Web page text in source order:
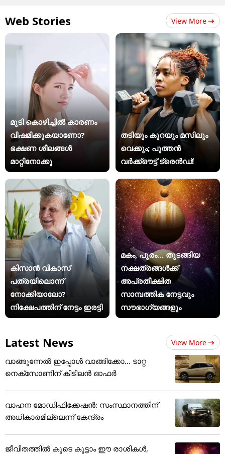
Web Stories View More
മുടി കൊഴിച്ചിൽ കാരണം
വിഷമിക്കുകയാണോ?
ഭക്ഷണ ശീലങ്ങൾ
മാറ്റിനോക്കൂ
തടിയും കുറയും മസിലും
വെക്കും; പുത്തൻ
വർക്ക്ഔട്ട് ട്രെൻഡ്!
കിസാന്‍ വികാസ്
പത്രയിലൊന്ന്
നോക്കിയാലോ?
നിക്ഷേപത്തിന് നേട്ടം ഇരട്ടി
മകം, പൂരം… തുടങ്ങിയ
നക്ഷത്രങ്ങൾക്ക്
അപ്രതീക്ഷിത
സാമ്പത്തിക നേട്ടവും
സൗഭാഗ്യങ്ങളും
Latest News View More
വാങ്ങുന്നേൽ ഇപ്പോൾ വാങ്ങിക്കോ... ടാറ്റ
നെക്സോണിന് കിടിലൻ ഓഫർ
വാഹന മോഡിഫിക്കേഷൻ: സംസ്ഥാനത്തിന്
അ‌ധികാരമില്ലെന്ന് കേന്ദ്രം
ജീവിതത്തിൽ കൂടെ കൂട്ടാം ഈ രാശികൾ,